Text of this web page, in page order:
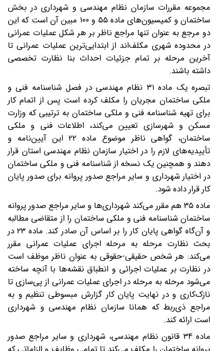
مجموعه مقررات سازمان نظام مهندسی و شهرداری در بخش
ساختمان و کمیسیون‌های ماده ۵۵ و ۱۰۰ مبین آن است که این
دو مرجع به عنوان تنها مراجع ناظر بر هر شکل عملیات عمرانی
در محدوده شهری مکلف‌‌اند از ابتدایی‌ترین عملیات عمرانی تا
آخرین مرحله بر تمام جزئیات احداث بنا نظارت تخصصی
داشته باشند.
تبصره یک ماده ۳۱ نظام مهندسی در فصل شناسنامه فنی و
ملکی ساختمان مجریان را مکلف کرده است پس از اتمام کار
برای تهیه شناسنامه فنی و ملکی ساختمان به ترتیبی که وزارت
مسکن و شهرسازی تعیین می‌کند، اطلاعات فنی و ملکی
ساختمان، گواهی ناظر موضوع ماده ۲۲ این آیین‌نامه و
تأییدیه‌های لازم را در اختیار سازمان نظام مهندسی استان قرار
دهند و همچنین یک نسخه از شناسنامه فنی و ملکی ساختمان
در اختیار شهرداری و سایر مراجع صدور پروانه برای صدور پایان
کار قرار داده شود.
ماده ۳۵ هم مقرر می‌کند شهرداری‌ها و سایر مراجع صدور پروانه
ساختمان شناسنامه فنی و ملکی ساختمان را از متقاضی مطالبه
و آن‌گاه گواهی پایان کار را بر اساس آن صادر کند. ماده ۲۳ در
بحث نظارت مرحله به مرحله اجرای عملیات عمرانی مقرر
می‌کند: هر شخص حقیقی-حقوقی به عنوان ناظر موظف است
در نظارت بر عملیات اجرائی و انطباق نقشه‌ها با آنچه ساخته
می‌شود مرحله به مرحله در اجرای عملیات عمرانی از پی‌سازی تا
نازک‌کاری و در نهایت پایان کار گزارش مبسوطی تنظیم و به
مراجع ذی‌ربط که همانا سازمان نظام مهندسی و شهرداری
است ارائه کند.
ماده ۳۴ قانون نظام مهندسی، شهرداری و سایر مراجع صدور